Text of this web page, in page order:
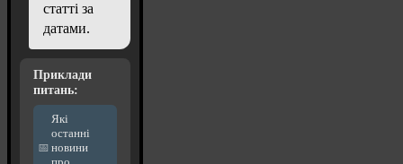
статті за
датами.
Приклади
питань:
Які
останні
новини